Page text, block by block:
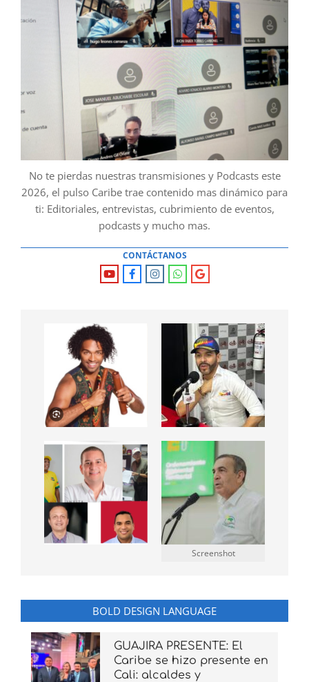
No te pierdas nuestras transmisiones y Podcasts este
2026, el pulso Caribe trae contenido mas dinámico para
ti: Editoriales, entrevistas, cubrimiento de eventos,
podcasts y mucho mas.
CONTÁCTANOS
Screenshot
BOLD DESIGN LANGUAGE
GUAJIRA PRESENTE: El
Caribe se hizo presente en
Cali: alcaldes y